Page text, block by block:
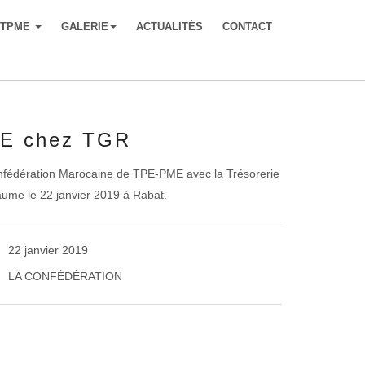
GALERIE ACTUALITÉS CONTACT
chez TGR
Marocaine de TPE-PME avec la Trésorerie
le 22 janvier 2019 à Rabat.
22 janvier 2019
LA CONFÉDÉRATION